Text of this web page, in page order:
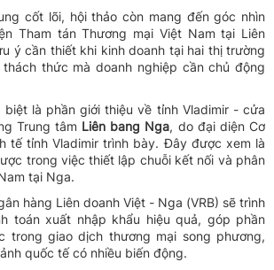
cốt lõi, hội thảo còn mang đến góc nhìn
Tham tán Thương mại Việt Nam tại Liên
ý cần thiết khi kinh doanh tại hai thị trường
thức mà doanh nghiệp cần chủ động
biệt là phần giới thiệu về tỉnh Vladimir - cửa
Trung tâm Liên bang Nga, do đại diện Cơ
tế tỉnh Vladimir trình bày. Đây được xem là
trong việc thiết lập chuỗi kết nối và phân
tại Nga.
hàng Liên doanh Việt - Nga (VRB) sẽ trình
toán xuất nhập khẩu hiệu quả, góp phần
trong giao dịch thương mại song phương,
quốc tế có nhiều biến động.